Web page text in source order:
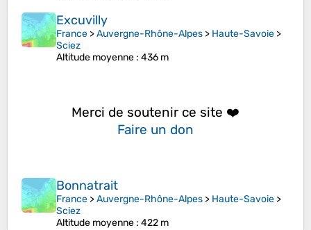
Excuvilly
France >Auvergne-Rhône-Alpes > Haute-Savoie >
Sciez
Altitude moyenne : 436 m
Merci de soutenir ce site ❤️
Faire un don
Bonnatrait
France >Auvergne-Rhône-Alpes > Haute-Savoie >
Sciez
Altitude moyenne : 422 m